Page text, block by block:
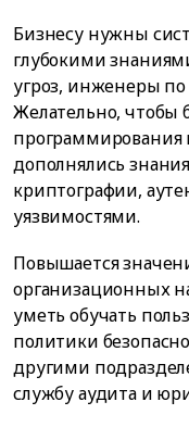
Бизнесу нужны
глубокими
угроз, инженеры
Желательно, чтобы
дополнялись
криптографии,
уязвимостями.
Повышается
организационных
уметь обучать
политики
другими
службу аудита и